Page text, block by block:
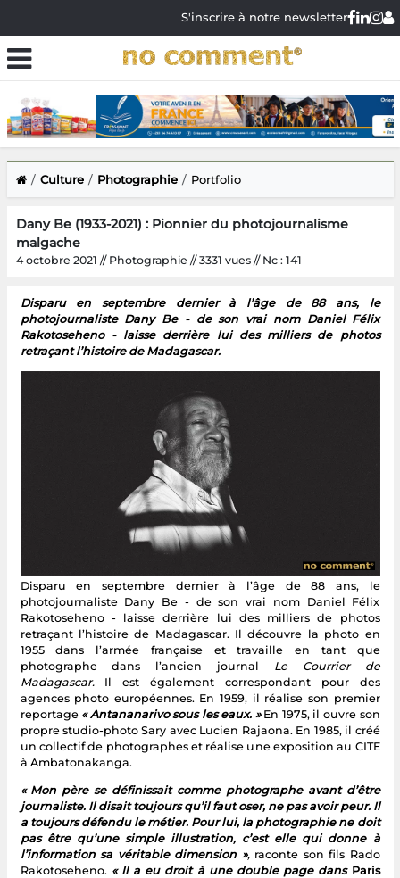
S'inscrire à notre newsletter
Culture Photographie Portfolio
Dany Be (1933-2021) : Pionnier du photojournalisme
malgache
4 octobre 2021 // Photographie // 3331 vues // Nc : 141
Disparu en septembre dernier à l’âge de 88 ans, le
photojournaliste Dany Be - de son vrai nom Daniel Félix
Rakotoseheno - laisse derrière lui des milliers de photos
retraçant l’histoire de Madagascar.
Disparu en septembre dernier à l’âge de 88 ans, le
photojournaliste Dany Be - de son vrai nom Daniel Félix
Rakotoseheno - laisse derrière lui des milliers de photos
retraçant l’histoire de Madagascar. Il découvre la photo en
1955 dans l’armée française et travaille en tant que
photographe dans l’ancien journal Le Courrier de
Madagascar. Il est également correspondant pour des
agences photo européennes. En 1959, il réalise son premier
reportage « Antananarivo sous les eaux. »En 1975, il ouvre son
propre studio-photo Sary avec Lucien Rajaona. En 1985, il créé
un collectif de photographes et réalise une exposition au CITE
à Ambatonakanga.
« Mon père se définissait comme photographe avant d’être
journaliste. Il disait toujours qu’il faut oser, ne pas avoir peur. Il
a toujours défendu le métier. Pour lui, la photographie ne doit
pas être qu’une simple illustration, c’est elle qui donne à
l’information sa véritable dimension »,raconte son fils Rado
Rakotoseheno. « Il a eu droit à une double page dans Paris